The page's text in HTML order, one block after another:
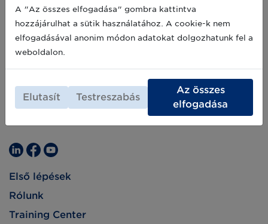
Első lépések
Rólunk
Training Center
A "Az összes elfogadása" gombra kattintva
hozzájárulhat a sütik használatához. A cookie-k nem
elfogadásával anonim módon adatokat dolgozhatunk fel a
weboldalon.
Elutasít Testreszabás
Az összes
elfogadása